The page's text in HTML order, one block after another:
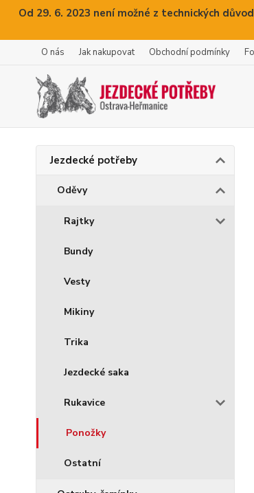
Od 29. 6. 2023 není možné z technických
O nás Jak nakupovat Obchodní podmínky
Jezdecké potřeby
Oděvy
Rajtky
Bundy
Vesty
Mikiny
Trika
Jezdecké saka
Rukavice
Ponožky
Ostatní